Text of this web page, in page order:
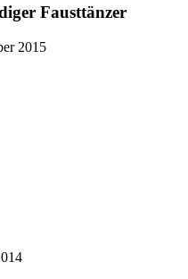
Fausttänzer
2015